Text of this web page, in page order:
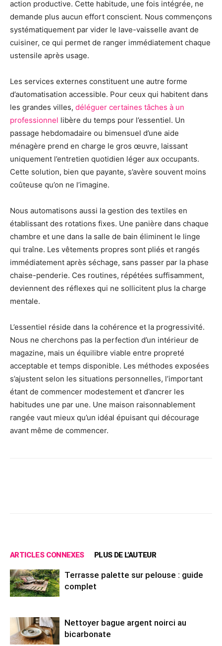
action productive. Cette habitude, une fois intégrée, ne
demande plus aucun effort conscient. Nous commençons
systématiquement par vider le lave-vaisselle avant de
cuisiner, ce qui permet de ranger immédiatement chaque
ustensile après usage.
Les services externes constituent une autre forme
d’automatisation accessible. Pour ceux qui habitent dans
les grandes villes, déléguer certaines tâches à un
professionnel libère du temps pour l’essentiel. Un
passage hebdomadaire ou bimensuel d’une aide
ménagère prend en charge le gros œuvre, laissant
uniquement l’entretien quotidien léger aux occupants.
Cette solution, bien que payante, s’avère souvent moins
coûteuse qu’on ne l’imagine.
Nous automatisons aussi la gestion des textiles en
établissant des rotations fixes. Une panière dans chaque
chambre et une dans la salle de bain éliminent le linge
qui traîne. Les vêtements propres sont pliés et rangés
immédiatement après séchage, sans passer par la phase
chaise-penderie. Ces routines, répétées suffisamment,
deviennent des réflexes qui ne sollicitent plus la charge
mentale.
L’essentiel réside dans la cohérence et la progressivité.
Nous ne cherchons pas la perfection d’un intérieur de
magazine, mais un équilibre viable entre propreté
acceptable et temps disponible. Les méthodes exposées
s’ajustent selon les situations personnelles, l’important
étant de commencer modestement et d’ancrer les
habitudes une par une. Une maison raisonnablement
rangée vaut mieux qu’un idéal épuisant qui décourage
avant même de commencer.
ARTICLES CONNEXES PLUS DE L'AUTEUR
Terrasse palette sur pelouse : guide
complet
Nettoyer bague argent noirci au
bicarbonate